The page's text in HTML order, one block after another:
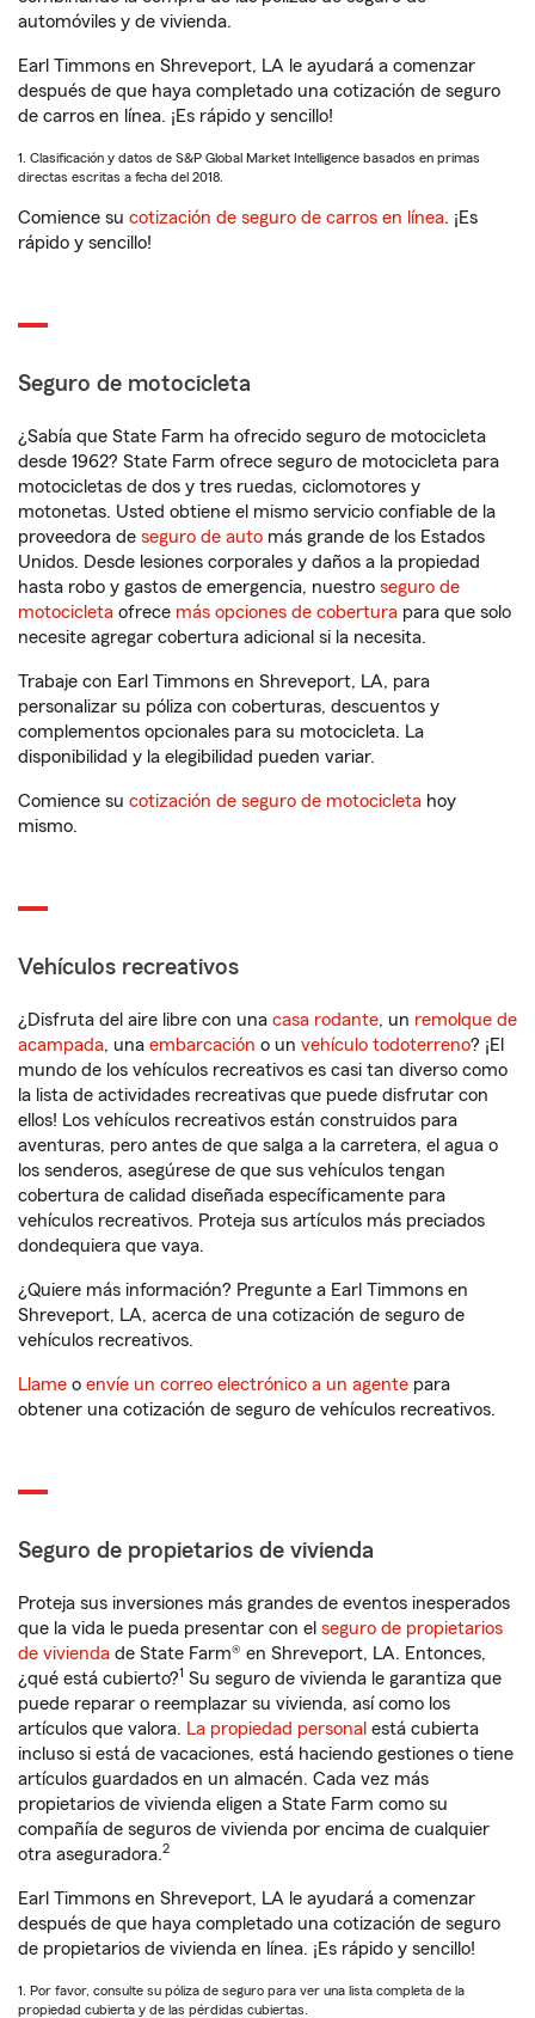
automóviles y de vivienda.
Earl Timmons en Shreveport, LA le ayudará a comenzar
después de que haya completado una cotización de seguro
de carros en línea. ¡Es rápido y sencillo!
1. Clasificación y datos de S&P Global Market Intelligence basados en primas
directas escritas a fecha del 2018.
Comience su cotización de seguro de carros en línea. ¡Es
rápido y sencillo!
Seguro de motocicleta
¿Sabía que State Farm ha ofrecido seguro de motocicleta
desde 1962? State Farm ofrece seguro de motocicleta para
motocicletas de dos y tres ruedas, ciclomotores y
motonetas. Usted obtiene el mismo servicio confiable de la
proveedora de seguro de auto más grande de los Estados
Unidos. Desde lesiones corporales y daños a la propiedad
hasta robo y gastos de emergencia, nuestro seguro de
motocicleta ofrece más opciones de cobertura para que solo
necesite agregar cobertura adicional si la necesita.
Trabaje con Earl Timmons en Shreveport, LA, para
personalizar su póliza con coberturas, descuentos y
complementos opcionales para su motocicleta. La
disponibilidad y la elegibilidad pueden variar.
Comience su cotización de seguro de motocicleta hoy
mismo.
Vehículos recreativos
¿Disfruta del aire libre con una casa rodante, un remolque de
acampada, una embarcación o un vehículo todoterreno? ¡El
mundo de los vehículos recreativos es casi tan diverso como
la lista de actividades recreativas que puede disfrutar con
ellos! Los vehículos recreativos están construidos para
aventuras, pero antes de que salga a la carretera, el agua o
los senderos, asegúrese de que sus vehículos tengan
cobertura de calidad diseñada específicamente para
vehículos recreativos. Proteja sus artículos más preciados
dondequiera que vaya.
¿Quiere más información? Pregunte a Earl Timmons en
Shreveport, LA, acerca de una cotización de seguro de
vehículos recreativos.
Llame o envíe un correo electrónico a un agente para
obtener una cotización de seguro de vehículos recreativos.
Seguro de propietarios de vivienda
Proteja sus inversiones más grandes de eventos inesperados
que la vida le pueda presentar con el seguro de propietarios
de vivienda de State Farm® en Shreveport, LA. Entonces,
¿qué está cubierto?1 Su seguro de vivienda le garantiza que
puede reparar o reemplazar su vivienda, así como los
artículos que valora. La propiedad personal está cubierta
incluso si está de vacaciones, está haciendo gestiones o tiene
artículos guardados en un almacén. Cada vez más
propietarios de vivienda eligen a State Farm como su
compañía de seguros de vivienda por encima de cualquier
otra aseguradora.2
Earl Timmons en Shreveport, LA le ayudará a comenzar
después de que haya completado una cotización de seguro
de propietarios de vivienda en línea. ¡Es rápido y sencillo!
1. Por favor, consulte su póliza de seguro para ver una lista completa de la
propiedad cubierta y de las pérdidas cubiertas.